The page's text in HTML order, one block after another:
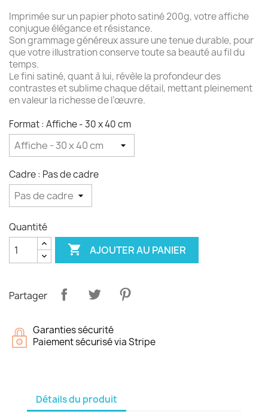
Imprimée sur un papier photo satiné 200g, votre affiche
conjugue élégance et résistance.
Son grammage généreux assure une tenue durable, pour
que votre illustration conserve toute sa beauté au fil du
temps.
Le fini satiné, quant à lui, révèle la profondeur des
contrastes et sublime chaque détail, mettant pleinement
en valeur la richesse de l’œuvre.
Format : Affiche - 30 x 40 cm
Cadre : Pas de cadre
Quantité
 AJOUTER AU PANIER
Partager
Garanties sécurité
Paiement sécurisé via Stripe
Détails du produit